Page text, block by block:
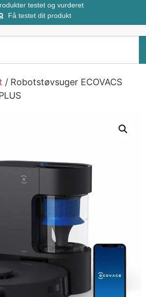
testet og vurderet
Få testet dit produkt
/ Robotstøvsuger ECOVACS